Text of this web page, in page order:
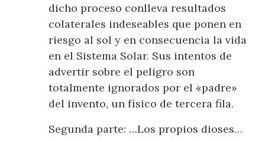
dicho proceso conlleva resultados
colaterales indeseables que ponen en
riesgo al sol y en consecuencia la vida
en el Sistema Solar. Sus intentos de
advertir sobre el peligro son
totalmente ignorados por el «padre»
del invento, un físico de tercera fila.
Segunda parte: …Los propios dioses…